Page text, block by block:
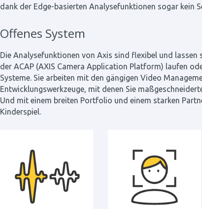
dank der Edge-basierten Analysefunktionen sogar kein
Offenes System
Die Analysefunktionen von Axis sind flexibel und lassen
der ACAP (AXIS Camera Application Platform) laufen
Systeme. Sie arbeiten mit den gängigen Video
Entwicklungswerkzeuge, mit denen Sie
Und mit einem breiten Portfolio und einem starken
Kinderspiel.